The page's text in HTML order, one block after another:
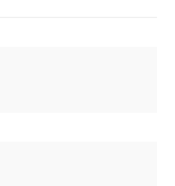
превратить в